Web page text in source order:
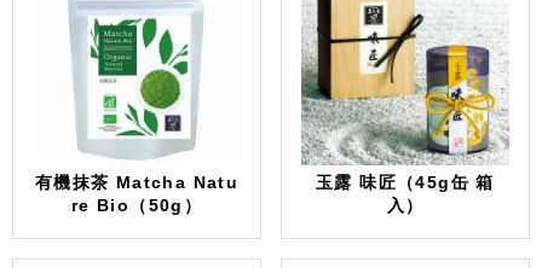
有機抹茶 Matcha Natu
re Bio（50g）
玉露 味匠（45g缶 箱
入）